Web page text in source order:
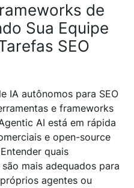
de
Sua Equipe
SEO
IA autônomos para SEO
e frameworks
AI está em rápida
e open-source
quais
mais adequados para
agentes ou